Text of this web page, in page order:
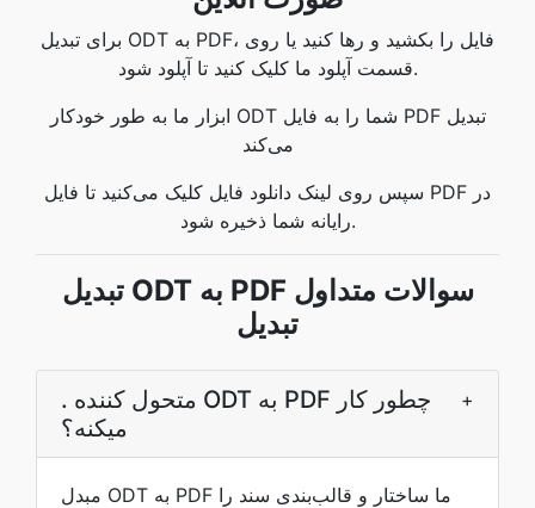
برای تبدیل ODT به PDF، فایل را بکشید و رها کنید یا روی
قسمت آپلود ما کلیک کنید تا آپلود شود.
ابزار ما به طور خودکار ODT شما را به فایل PDF تبدیل
می‌کند
سپس روی لینک دانلود فایل کلیک می‌کنید تا فایل PDF در
رایانه شما ذخیره شود.
تبدیل ODT به PDF سوالات متداول
تبدیل
. متحول کننده ODT به PDF چطور کار
ميکنه؟
+
مبدل ODT به PDF ما ساختار و قالب‌بندی سند را